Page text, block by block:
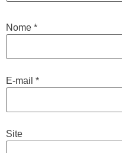
Nome *
E-mail *
Site